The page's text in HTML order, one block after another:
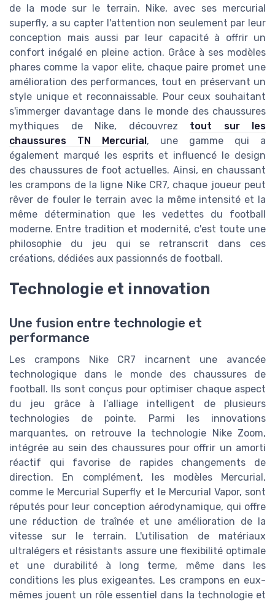
de la mode sur le terrain. Nike, avec ses mercurial
superfly, a su capter l'attention non seulement par leur
conception mais aussi par leur capacité à offrir un
confort inégalé en pleine action. Grâce à ses modèles
phares comme la vapor elite, chaque paire promet une
amélioration des performances, tout en préservant un
style unique et reconnaissable. Pour ceux souhaitant
s'immerger davantage dans le monde des chaussures
mythiques de Nike, découvrez tout sur les
chaussures TN Mercurial, une gamme qui a
également marqué les esprits et influencé le design
des chaussures de foot actuelles. Ainsi, en chaussant
les crampons de la ligne Nike CR7, chaque joueur peut
rêver de fouler le terrain avec la même intensité et la
même détermination que les vedettes du football
moderne. Entre tradition et modernité, c'est toute une
philosophie du jeu qui se retranscrit dans ces
créations, dédiées aux passionnés de football.
Technologie et innovation
Une fusion entre technologie et
performance
Les crampons Nike CR7 incarnent une avancée
technologique dans le monde des chaussures de
football. Ils sont conçus pour optimiser chaque aspect
du jeu grâce à l’alliage intelligent de plusieurs
technologies de pointe. Parmi les innovations
marquantes, on retrouve la technologie Nike Zoom,
intégrée au sein des chaussures pour offrir un amorti
réactif qui favorise de rapides changements de
direction. En complément, les modèles Mercurial,
comme le Mercurial Superfly et le Mercurial Vapor, sont
réputés pour leur conception aérodynamique, qui offre
une réduction de traînée et une amélioration de la
vitesse sur le terrain. L'utilisation de matériaux
ultralégers et résistants assure une flexibilité optimale
et une durabilité à long terme, même dans les
conditions les plus exigeantes. Les crampons en eux-
mêmes jouent un rôle essentiel dans la technologie et